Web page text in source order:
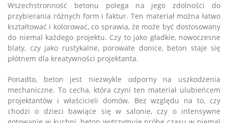
Wszechstronność betonu polega na jego zdolności do
przybierania różnych form i faktur. Ten materiał można łatwo
kształtować i kolorować, co sprawia, że może być dostosowany
do niemal każdego projektu. Czy to jako gładkie, nowoczesne
blaty, czy jako rustykalne, porowate donice, beton staje się
płótnem dla kreatywności projektanta.
Ponadto, beton jest niezwykle odporny na uszkodzenia
mechaniczne. To cecha, która czyni ten materiał ulubieńcem
projektantów i właścicieli domów. Bez względu na to, czy
chodzi o dzieci bawiące się w salonie, czy o intensywne